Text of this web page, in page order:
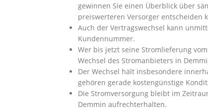
gewinnen Sie einen Überblick über
preiswerteren Versorger entscheiden
Auch der Vertragswechsel kann
Kundennummer.
Wer bis jetzt seine Stromlieferung
Wechsel des Stromanbieters in
Der Wechsel hält insbesondere
gehören gerade kostengünstige
Die Stromversorgung bleibt im
Demmin aufrechterhalten.